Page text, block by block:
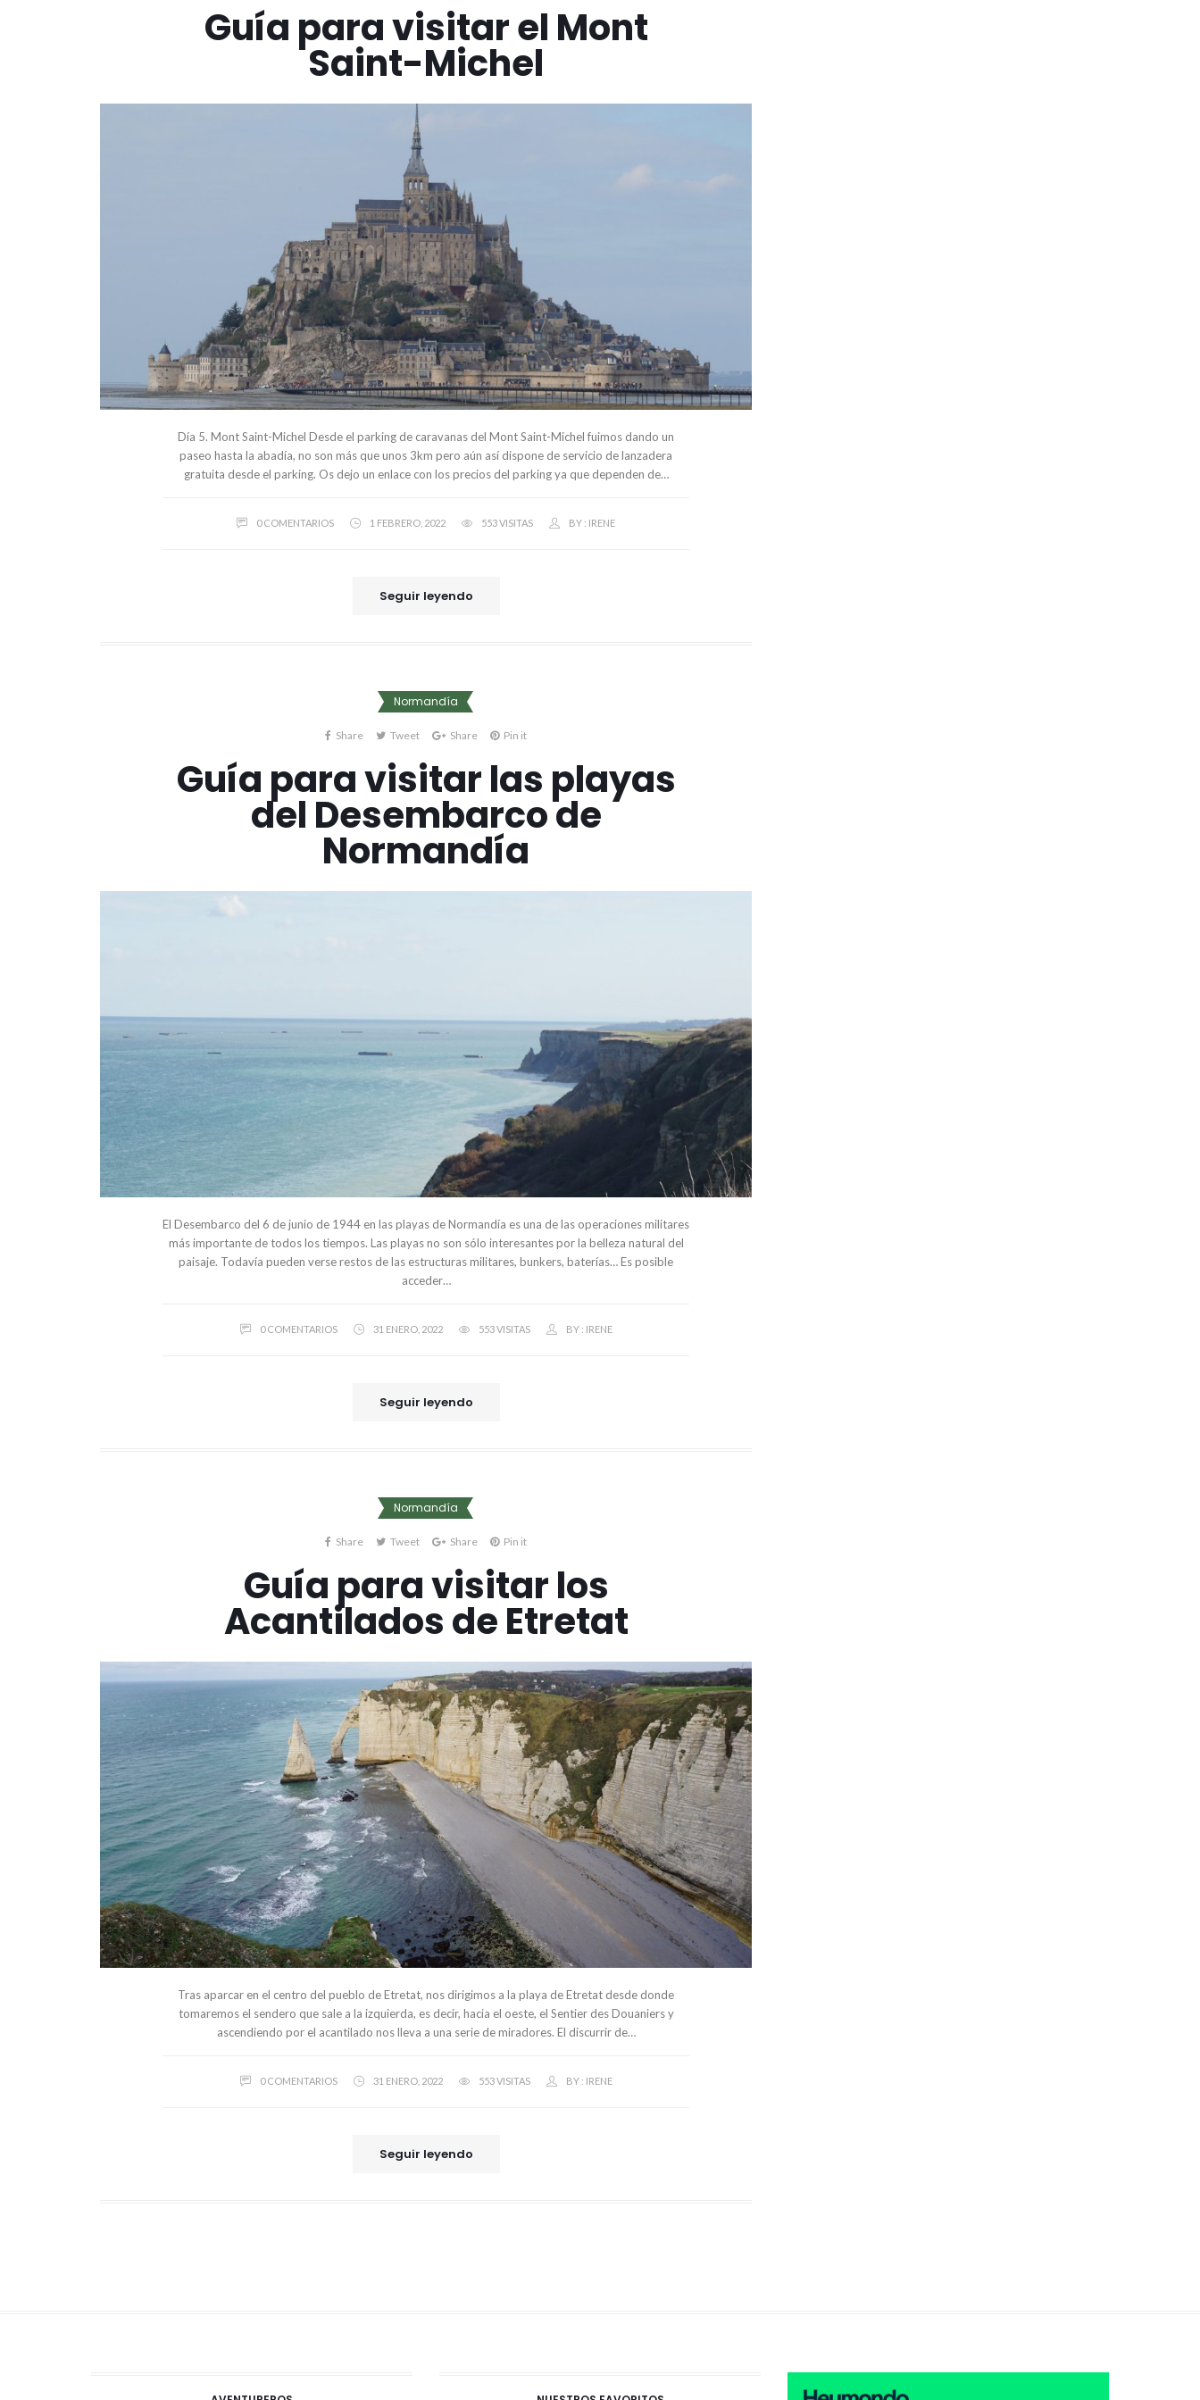
Guía para visitar el Mont
Saint-Michel
Día 5. Mont Saint-Michel Desde el parking de caravanas del Mont Saint-Michel fuimos dando un
paseo hasta la abadía, no son más que unos 3km pero aún así dispone de servicio de lanzadera
gratuita desde el parking. Os dejo un enlace con los precios del parking ya que dependen de…
0 COMENTARIOS 1 FEBRERO, 2022 553 VISITAS BY : IRENE
Seguir leyendo
Normandía
Share Tweet Share Pin it
Guía para visitar las playas
del Desembarco de
Normandía
El Desembarco del 6 de junio de 1944 en las playas de Normandía es una de las operaciones militares
más importante de todos los tiempos. Las playas no son sólo interesantes por la belleza natural del
paisaje. Todavía pueden verse restos de las estructuras militares, bunkers, baterías… Es posible
acceder…
0 COMENTARIOS 31 ENERO, 2022 553 VISITAS BY : IRENE
Seguir leyendo
Normandía
Share Tweet Share Pin it
Guía para visitar los
Acantilados de Etretat
Tras aparcar en el centro del pueblo de Etretat, nos dirigimos a la playa de Etretat desde donde
tomaremos el sendero que sale a la izquierda, es decir, hacia el oeste, el Sentier des Douaniers y
ascendiendo por el acantilado nos lleva a una serie de miradores. El discurrir de…
0 COMENTARIOS 31 ENERO, 2022 553 VISITAS BY : IRENE
Seguir leyendo